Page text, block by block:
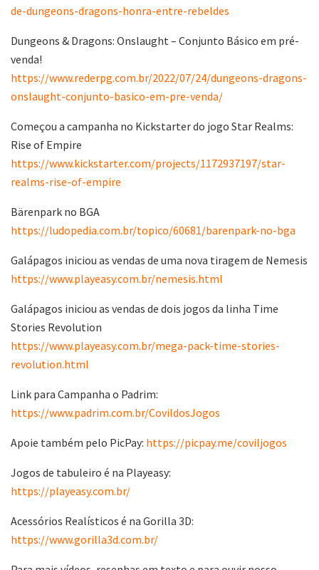
de-dungeons-dragons-honra-entre-rebeldes
Dungeons & Dragons: Onslaught – Conjunto Básico em pré-
venda!
https://www.rederpg.com.br/2022/07/24/dungeons-dragons-
onslaught-conjunto-basico-em-pre-venda/
Começou a campanha no Kickstarter do jogo Star Realms:
Rise of Empire
https://www.kickstarter.com/projects/1172937197/star-
realms-rise-of-empire
Bärenpark no BGA
https://ludopedia.com.br/topico/60681/barenpark-no-bga
Galápagos iniciou as vendas de uma nova tiragem de Nemesis
https://www.playeasy.com.br/nemesis.html
Galápagos iniciou as vendas de dois jogos da linha Time
Stories Revolution
https://www.playeasy.com.br/mega-pack-time-stories-
revolution.html
Link para Campanha o Padrim:
https://www.padrim.com.br/CovildosJogos
Apoie também pelo PicPay: https://picpay.me/coviljogos
Jogos de tabuleiro é na Playeasy:
https://playeasy.com.br/
Acessórios Realísticos é na Gorilla 3D:
https://www.gorilla3d.com.br/